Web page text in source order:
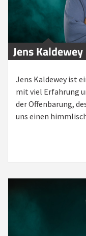
Jens Kaldewey
Jens Kaldewey ist
mit viel Erfahrung
der Offenbarung,
uns einen